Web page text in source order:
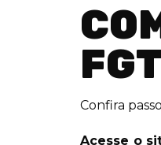
Confira
Acesse o